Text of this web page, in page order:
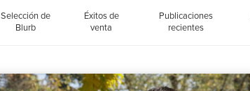
Selección de
Blurb
Éxitos de
venta
Publicaciones
recientes